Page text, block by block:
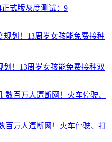
正式版灰度测试：9
！13周岁女孩能免费接种双
百万人遭断网！火车停驶、打